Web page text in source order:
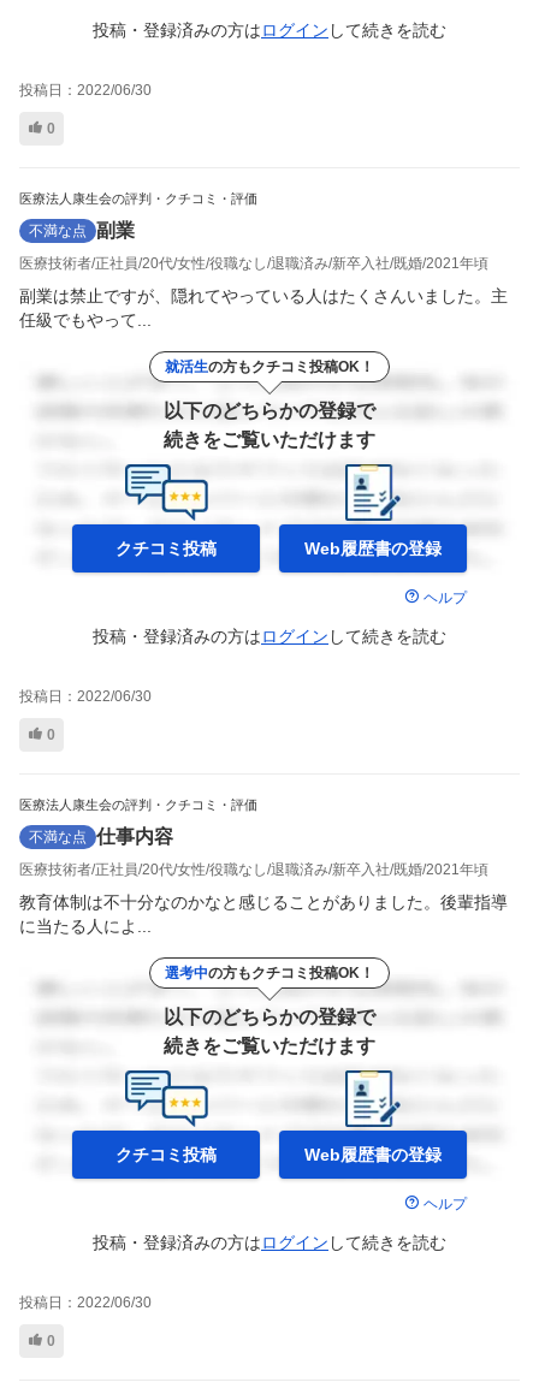
投稿・登録済みの方はログイン して続きを読む
投稿日： 2022/06/30
0
医療法人康生会の評判・クチコミ・評価
不満な点 副業
医療技術者 正社員 20代 女性 役職なし 退職済み 新卒入社 既婚 2021年頃
副業は禁止ですが、隠れてやっている人はたくさんいました。主
任級でもやって...
就活生の方もクチコミ投稿OK！
以下のどちらかの登録で
続きをご覧いただけます
クチコミ投稿 Web履歴書の登録
ヘルプ
投稿・登録済みの方はログイン して続きを読む
投稿日： 2022/06/30
0
医療法人康生会の評判・クチコミ・評価
不満な点 仕事内容
医療技術者 正社員 20代 女性 役職なし 退職済み 新卒入社 既婚 2021年頃
教育体制は不十分なのかなと感じることがありました。後輩指導
に当たる人によ...
選考中の方もクチコミ投稿OK！
以下のどちらかの登録で
続きをご覧いただけます
クチコミ投稿 Web履歴書の登録
ヘルプ
投稿・登録済みの方はログイン して続きを読む
投稿日： 2022/06/30
0